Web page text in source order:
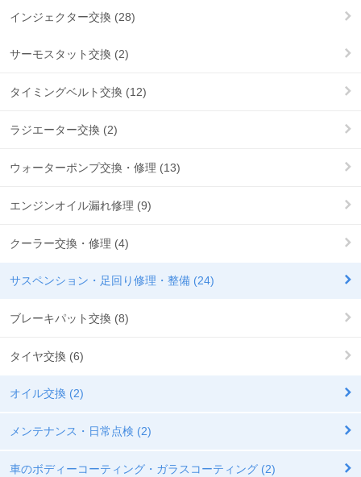
インジェクター交換 (28)
サーモスタット交換 (2)
タイミングベルト交換 (12)
ラジエーター交換 (2)
ウォーターポンプ交換・修理 (13)
エンジンオイル漏れ修理 (9)
クーラー交換・修理 (4)
サスペンション・足回り修理・整備 (24)
ブレーキパット交換 (8)
タイヤ交換 (6)
オイル交換 (2)
メンテナンス・日常点検 (2)
車のボディーコーティング・ガラスコーティング (2)